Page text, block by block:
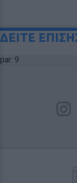
ΔΕΙΤΕ
par: 9